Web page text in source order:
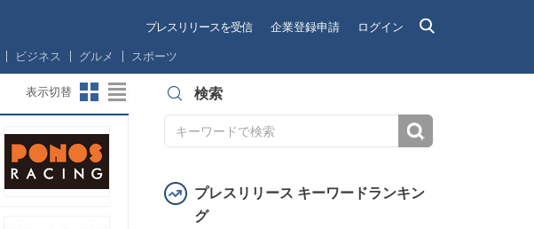
プレスリリースを受信 企業登録申請 ログイン
ビジネス グルメ スポーツ
表示切替 検索
プレスリリース キーワードランキン
グ